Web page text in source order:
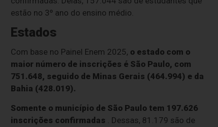
estão no 3º ano do ensino médio.
Estados
Com base no Painel Enem 2025, o estado com o
maior número de inscrições é São Paulo, com
751.648, seguido de Minas Gerais (464.994) e da
Bahia (428.019).
Somente o município de São Paulo tem 197.626
inscrições confirmadas . Dessas, 81.179 são de